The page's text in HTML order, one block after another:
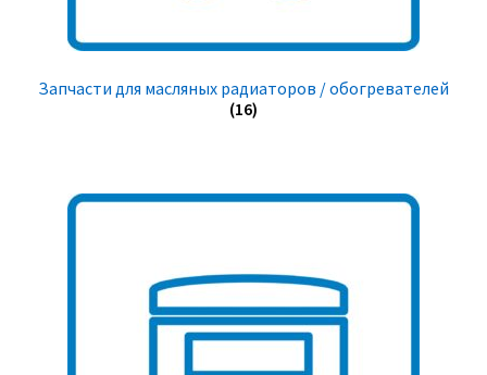
Запчасти для масляных радиаторов / обогревателей
(16)